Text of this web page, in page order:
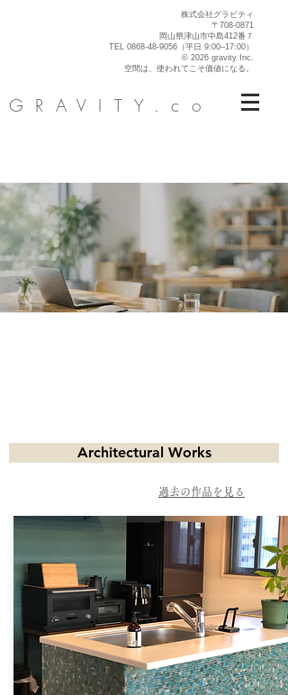
GRAVITY.co
株式会社グラビティ
〒708-0871
岡山県津山市中島412番７
TEL 0868-48-9056 （平日 9:00–17:00）
© 2026 gravity Inc.
空間は、使われてこそ価値になる。
Architectural Works
​過去の作品を見る